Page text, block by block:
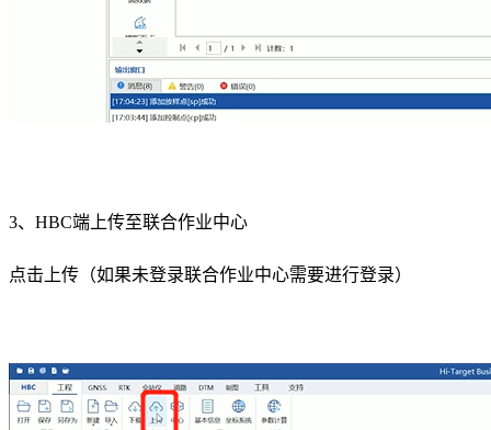
3、HBC端上传至联合作业中心
点击上传（如果未登录联合作业中心需要进行登录）